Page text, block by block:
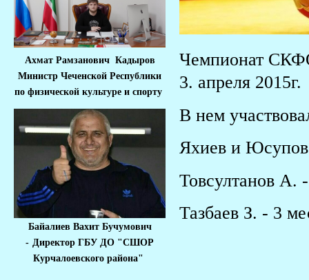
Ахмат Рамзанович Кадыров
Министр Чеченской Республики
по физической культуре и спорту
Байалиев Вахит Бучумович
- Директор ГБУ ДО "СШОР
Курчалоевского района"
Чемпионат
3. апреля 2015г.
В нем
Яхиев и Юсупов
Товсултанов А.
Тазбаев З. - 3